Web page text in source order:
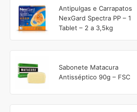
Antipulgas e Carrapatos
NexGard Spectra PP – 1
Tablet – 2 a 3,5kg
Sabonete Matacura
Antisséptico 90g – FSC